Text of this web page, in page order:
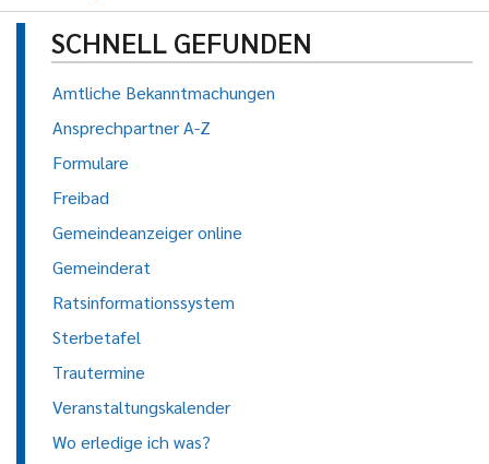
SCHNELL GEFUNDEN
Amtliche Bekanntmachungen
Ansprechpartner A-Z
Formulare
Freibad
Gemeindeanzeiger online
Gemeinderat
Ratsinformationssystem
Sterbetafel
Trautermine
Veranstaltungskalender
Wo erledige ich was?